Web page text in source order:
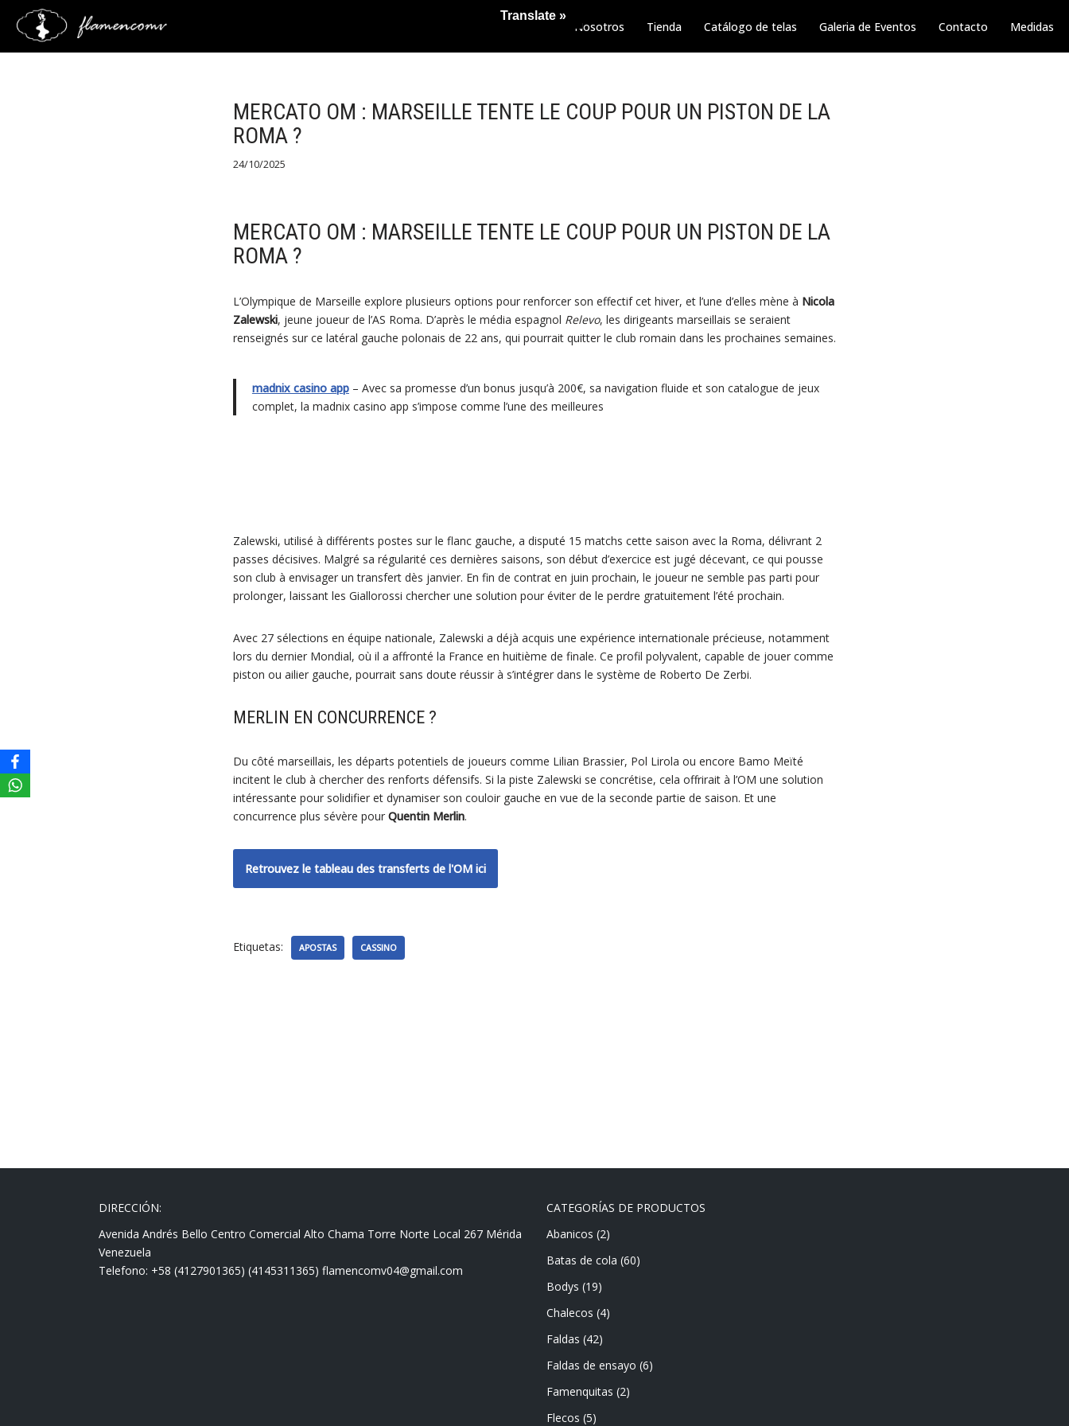
Saltar
Nosotros Tienda Catálogo de telas Galeria de Eventos Contacto Medidas
MERCATO OM : MARSEILLE TENTE LE COUP POUR UN PISTON DE LA
ROMA ?
24/10/2025
MERCATO OM : MARSEILLE TENTE LE COUP POUR UN PISTON DE LA
ROMA ?
L’Olympique de Marseille explore plusieurs options pour renforcer son effectif cet hiver, et l’une d’elles mène à Nicola
Zalewski, jeune joueur de l’AS Roma. D’après le média espagnol Relevo, les dirigeants marseillais se seraient
renseignés sur ce latéral gauche polonais de 22 ans, qui pourrait quitter le club romain dans les prochaines semaines.
madnix casino app– Avec sa promesse d’un bonus jusqu’à 200€, sa navigation fluide et son catalogue de jeux
complet, la madnix casino app s’impose comme l’une des meilleures
Zalewski, utilisé à différents postes sur le flanc gauche, a disputé 15 matchs cette saison avec la Roma, délivrant 2
passes décisives. Malgré sa régularité ces dernières saisons, son début d’exercice est jugé décevant, ce qui pousse
son club à envisager un transfert dès janvier. En fin de contrat en juin prochain, le joueur ne semble pas parti pour
prolonger, laissant les Giallorossi chercher une solution pour éviter de le perdre gratuitement l’été prochain.
Avec 27 sélections en équipe nationale, Zalewski a déjà acquis une expérience internationale précieuse, notamment
lors du dernier Mondial, où il a affronté la France en huitième de finale. Ce profil polyvalent, capable de jouer comme
piston ou ailier gauche, pourrait sans doute réussir à s’intégrer dans le système de Roberto De Zerbi.
MERLIN EN CONCURRENCE ?
Du côté marseillais, les départs potentiels de joueurs comme Lilian Brassier, Pol Lirola ou encore Bamo Meïté
incitent le club à chercher des renforts défensifs. Si la piste Zalewski se concrétise, cela offrirait à l’OM une solution
intéressante pour solidifier et dynamiser son couloir gauche en vue de la seconde partie de saison. Et une
concurrence plus sévère pour Quentin Merlin.
Retrouvez le tableau des transferts de l'OM ici
Etiquetas: APOSTAS CASSINO
DIRECCIÓN:
Avenida Andrés Bello Centro Comercial Alto Chama Torre Norte Local 267 Mérida
Venezuela
Telefono: +58 (4127901365) (4145311365) flamencomv04@gmail.com
CATEGORÍAS DE PRODUCTOS
Abanicos (2)
Batas de cola (60)
Bodys (19)
Chalecos (4)
Faldas (42)
Faldas de ensayo (6)
Famenquitas (2)
Flecos (5)
Translate »